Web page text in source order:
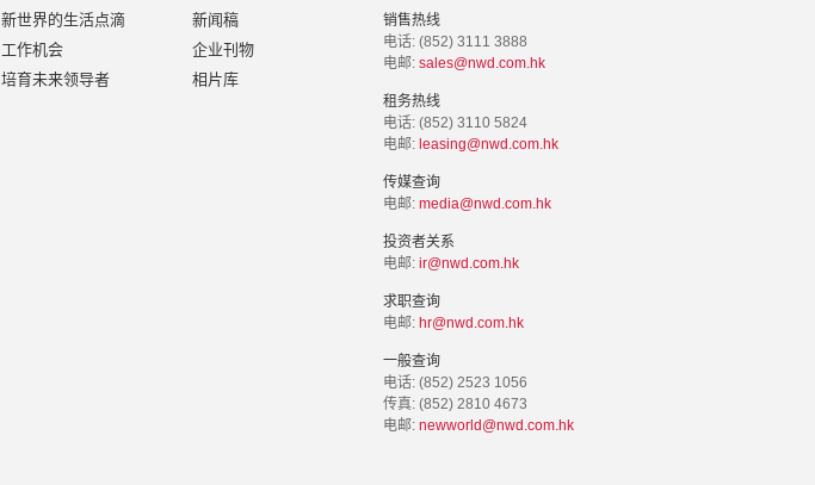
新世界的生活点滴
工作机会
培育未来领导者
新闻稿
企业刊物
相片库
销售热线
电话: (852) 3111 3888
电邮: sales@nwd.com.hk
租务热线
电话: (852) 3110 5824
电邮: leasing@nwd.com.hk
传媒查询
电邮: media@nwd.com.hk
投资者关系
电邮: ir@nwd.com.hk
求职查询
电邮: hr@nwd.com.hk
一般查询
电话: (852) 2523 1056
传真: (852) 2810 4673
电邮: newworld@nwd.com.hk